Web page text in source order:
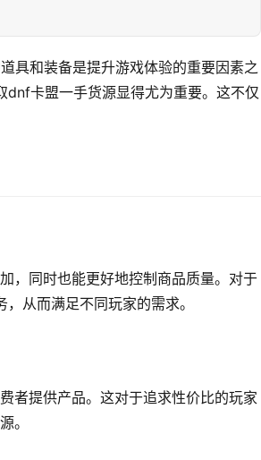
具和装备是提升游戏体验的重要因素之
卡盟一手货源显得尤为重要。这不仅
，同时也能更好地控制商品质量。对于
从而满足不同玩家的需求。
者提供产品。这对于追求性价比的玩家
。